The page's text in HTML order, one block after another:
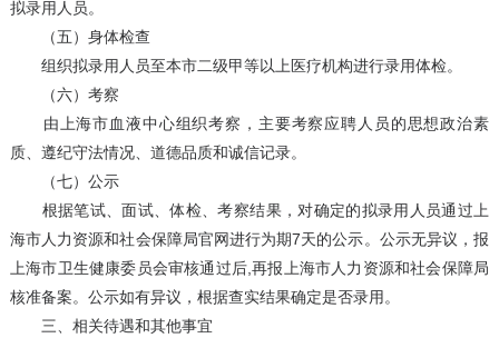
拟录用人员。
（五）身体检查
组织拟录用人员至本市二级甲等以上医疗机构进行录用体检。
（六）考察
由上海市血液中心组织考察，主要考察应聘人员的思想政治素
质、遵纪守法情况、道德品质和诚信记录。
（七）公示
根据笔试、面试、体检、考察结果，对确定的拟录用人员通过上
海市人力资源和社会保障局官网进行为期7天的公示。公示无异议，报
上海市卫生健康委员会审核通过后,再报上海市人力资源和社会保障局
核准备案。公示如有异议，根据查实结果确定是否录用。
三、相关待遇和其他事宜